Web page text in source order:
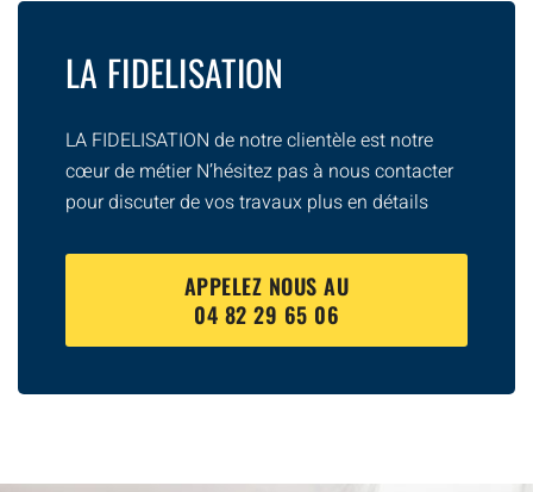
LA FIDELISATION
LA FIDELISATION de notre clientèle est notre
cœur de métier N’hésitez pas à nous contacter
pour discuter de vos travaux plus en détails
APPELEZ NOUS AU
04 82 29 65 06